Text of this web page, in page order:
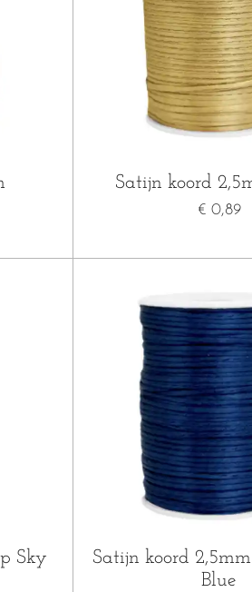
Satijn koord
€ 0,89
Sky
Satijn koord
Blue